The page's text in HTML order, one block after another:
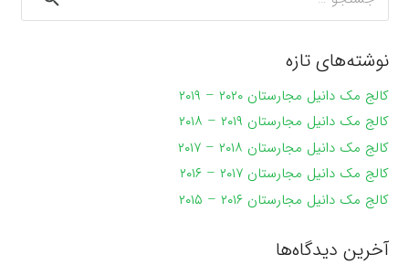
برای:
نوشته‌های تازه
کالج مک دانیل مجارستان ۲۰۲۰ – ۲۰۱۹
کالج مک دانیل مجارستان ۲۰۱۹ – ۲۰۱۸
کالج مک دانیل مجارستان ۲۰۱۸ – ۲۰۱۷
کالج مک دانیل مجارستان ۲۰۱۷ – ۲۰۱۶
کالج مک دانیل مجارستان ۲۰۱۶ – ۲۰۱۵
آخرین دیدگاه‌ها